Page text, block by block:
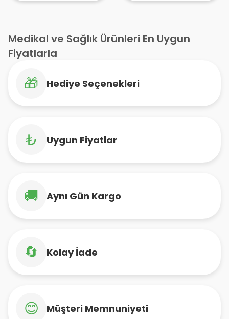
Medikal ve Sağlık Ürünleri En Uygun
Fiyatlarla
🎁 Hediye Seçenekleri
₺ Uygun Fiyatlar
🚚 Aynı Gün Kargo
🔄 Kolay İade
😊 Müşteri Memnuniyeti